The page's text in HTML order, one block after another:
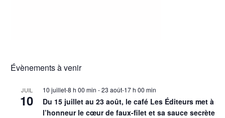
Évènements à venir
JUIL
10
10 juillet-8 h 00 min -23 août-17 h 00 min
Du 15 juillet au 23 août, le café Les Éditeurs met à
l’honneur le cœur de faux-filet et sa sauce secrète